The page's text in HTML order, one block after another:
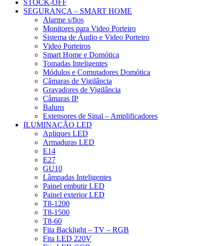
STOCK-OFF
SEGURANÇA – SMART HOME
Alarme s/fios
Monitores para Video Porteiro
Sistema de Áudio e Video Porteiro
Video Porteiros
Smart Home e Domótica
Tomadas Inteligentes
Módulos e Comutadores Domótica
Câmaras de Vigilância
Gravadores de Vigilância
Câmaras IP
Baluns
Extensores de Sinal – Amplificadores
ILUMINAÇÃO LED
Apliques LED
Armaduras LED
E14
E27
GU10
Lâmpadas Inteligentes
Painel embutir LED
Painel exterior LED
T8-1200
T8-1500
T8-60
Fita Backlight – TV – RGB
Fita LED 220V